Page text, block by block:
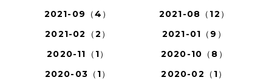
2021-09（4）
2021-08（12）
2021-02（2）
2021-01（9）
2020-11（1）
2020-10（8）
2020-03（1）
2020-02（1）